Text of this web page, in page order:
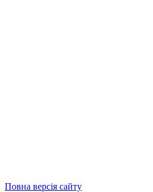
Повна версія сайту